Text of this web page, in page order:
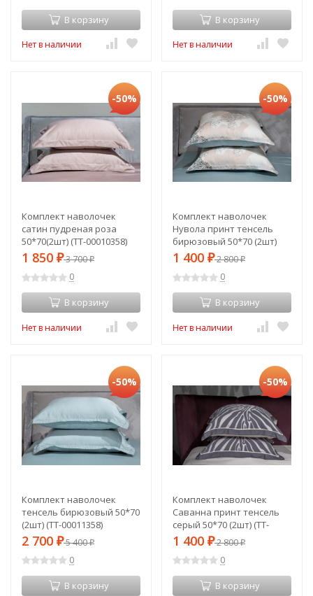
В корзину
Нет в наличии
В корзину
Нет в наличии
-50%
Комплект наволочек
сатин пудреная роза
50*70(2шт) (TT-00010358)
1 850 ₽3 700₽
0
В корзину
Нет в наличии
-50%
Комплект наволочек
Нувола принт тенсель
бирюзовый 50*70 (2шт)
(TT-00011356)
1 400 ₽2 800₽
0
В корзину
Нет в наличии
-50%
Комплект наволочек
тенсель бирюзовый 50*70
(2шт) (TT-00011358)
2 700 ₽5 400₽
0
В корзину
-50%
Комплект наволочек
Саванна принт тенсель
серый 50*70 (2шт) (TT-
00011373)
1 400 ₽2 800₽
0
В корзину